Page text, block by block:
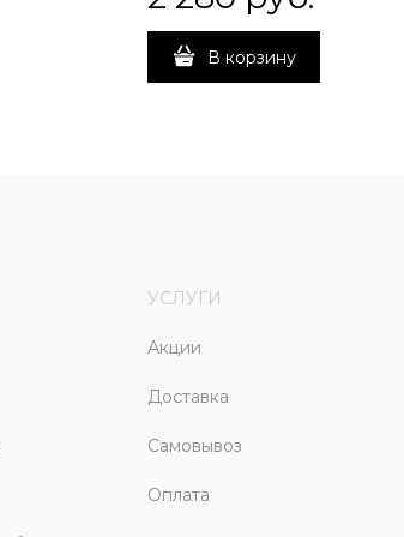
В корзину
УСЛУГИ
Акции
Доставка
Самовывоз
Оплата